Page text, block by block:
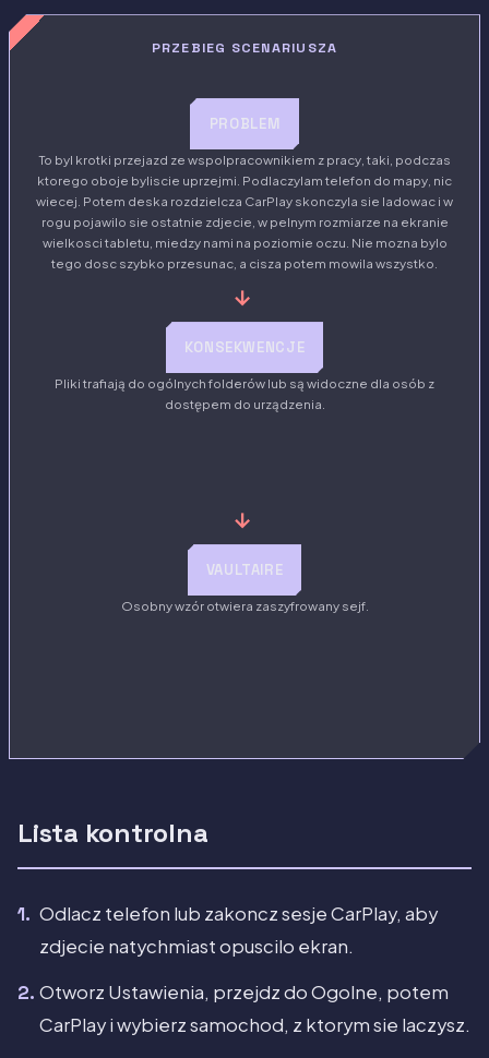
PRZEBIEG SCENARIUSZA
PROBLEM
To byl krotki przejazd ze wspolpracownikiem z pracy, taki, podczas
ktorego oboje byliscie uprzejmi. Podlaczylam telefon do mapy, nic
wiecej. Potem deska rozdzielcza CarPlay skonczyla sie ladowac i w
rogu pojawilo sie ostatnie zdjecie, w pelnym rozmiarze na ekranie
wielkosci tabletu, miedzy nami na poziomie oczu. Nie mozna bylo
tego dosc szybko przesunac, a cisza potem mowila wszystko.
→
KONSEKWENCJE
Pliki trafiają do ogólnych folderów lub są widoczne dla osób z
dostępem do urządzenia.
→
VAULTAIRE
Osobny wzór otwiera zaszyfrowany sejf.
Lista kontrolna
Odlacz telefon lub zakoncz sesje CarPlay, aby
zdjecie natychmiast opuscilo ekran.
Otworz Ustawienia, przejdz do Ogolne, potem
CarPlay i wybierz samochod, z ktorym sie laczysz.